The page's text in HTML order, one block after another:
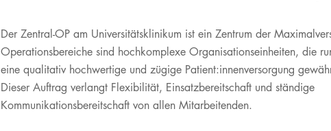
Der Zentral-OP am Universitätsklinikum ist ein Zentrum der
Operationsbereiche sind hochkomplexe Organisationseinheiten, die
eine qualitativ hochwertige und zügige Patient:innenversorgung
Dieser Auftrag verlangt Flexibil ität, Einsatzbereitschaft und ständige
Kommunikationsbereitschaft von allen Mitarbeitenden.